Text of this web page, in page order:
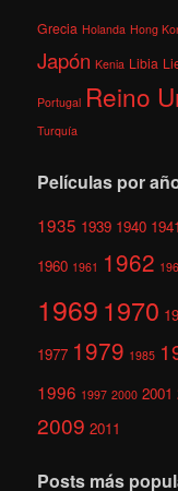
Grecia Holanda Hong
Japón Kenia Libia
Portugal Reino
Turquía
Películas por
1935 1939 1940 1941
1960 1961 1962
1969 1970
1977 1979 1985
1996 1997 2000 2001
2009 2011
Posts más